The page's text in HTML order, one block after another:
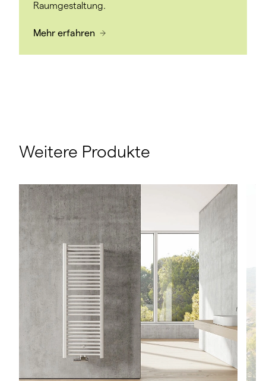
Raumgestaltung.
Mehr erfahren
Weitere Produkte